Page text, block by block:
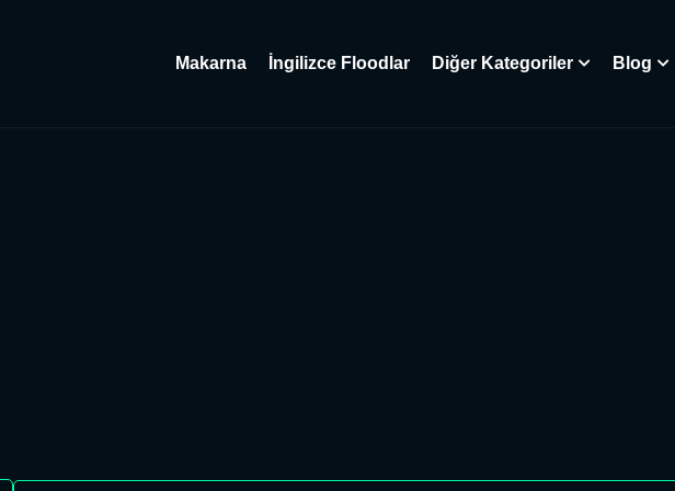
Makarna İngilizce Floodlar Diğer Kategoriler Blog